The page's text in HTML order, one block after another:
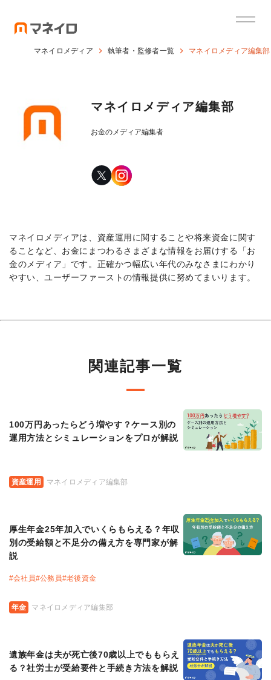
マネイロメディア 執筆者・監修者一覧 マネイロメディア編集部
マネイロメディア編集部
お金のメディア編集者
マネイロメディアは、資産運用に関することや将来資金に関す
ることなど、お金にまつわるさまざまな情報をお届けする「お
金のメディア」です。正確かつ幅広い年代のみなさまにわかり
やすい、ユーザーファーストの情報提供に努めてまいります。
関連記事一覧
資産運用 マネイロメディア編集部
100万円あったらどう増やす？ケース別の
運用方法とシミュレーションをプロが解説
年金 マネイロメディア編集部
厚生年金25年加入でいくらもらえる？年収
別の受給額と不足分の備え方を専門家が解
説
#会社員#公務員#老後資金
遺族年金は夫が死亡後70歳以上でももらえ
る？社労士が受給要件と手続き方法を解説